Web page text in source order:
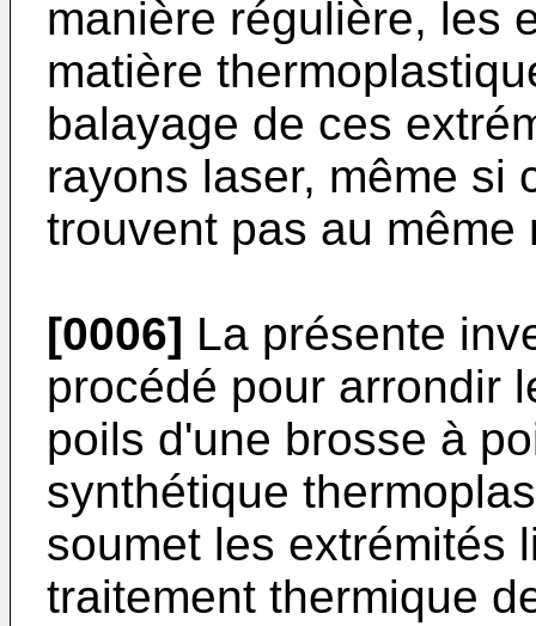
manière régulière, les
matière
balayage de ces
rayons laser, même si
trouvent pas au même
[0006] La présente
procédé pour arrondir
poils d'une brosse à
synthétique
soumet les extrémités
traitement thermique